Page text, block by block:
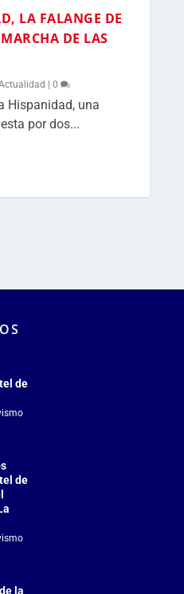
LA FALANGE DE
DE LAS
|0
Hispanidad, una
por dos...
de
,
de
,
la